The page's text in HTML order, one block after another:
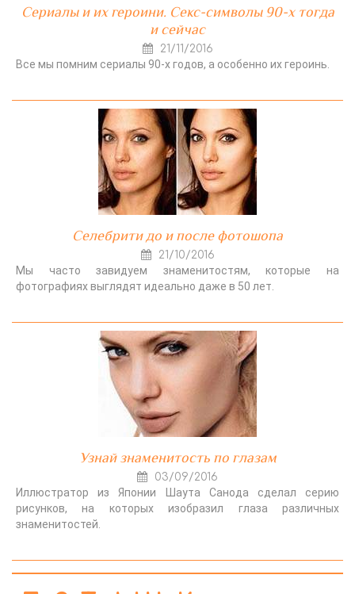
Сериалы и их героини. Секс-символы 90-х тогда
и сейчас
21/11/2016
Все мы помним сериалы 90-х годов, а особенно их героинь.
Селебрити до и после фотошопа
21/10/2016
Мы часто завидуем знаменитостям, которые на
фотографиях выглядят идеально даже в 50 лет.
Узнай знаменитость по глазам
03/09/2016
Иллюстратор из Японии Шаута Санода сделал серию
рисунков, на которых изобразил глаза различных
знаменитостей.